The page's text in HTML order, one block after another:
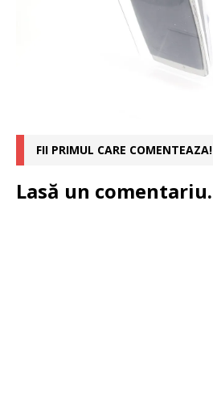
FII PRIMUL CARE COMENTEAZA!
Lasă un comentariu.